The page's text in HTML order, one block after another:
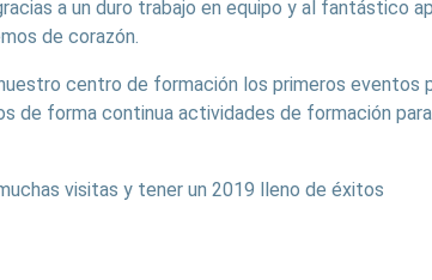
a un duro trabajo en equipo y al fantástico
de corazón.
centro de formación los primeros eventos
de forma continua actividades de formación
visitas y tener un 2019 lleno de éxitos